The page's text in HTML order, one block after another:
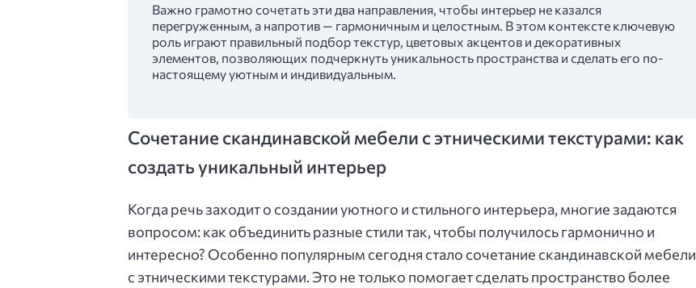
Важно грамотно сочетать эти два направления, чтобы интерьер не казался
перегруженным, а напротив — гармоничным и целостным. В этом контексте ключевую
роль играют правильный подбор текстур, цветовых акцентов и декоративных
элементов, позволяющих подчеркнуть уникальность пространства и сделать его по-
настоящему уютным и индивидуальным.
Сочетание скандинавской мебели с этническими текстурами: как
создать уникальный интерьер
Когда речь заходит о создании уютного и стильного интерьера, многие задаются
вопросом: как объединить разные стили так, чтобы получилось гармонично и
интересно? Особенно популярным сегодня стало сочетание скандинавской мебели
с этническими текстурами. Это не только помогает сделать пространство более